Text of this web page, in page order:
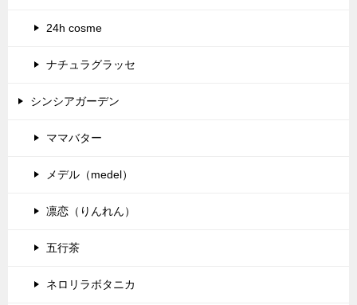
24h cosme
ナチュラグラッセ
シンシアガーデン
ママバター
メデル（medel）
凛恋（りんれん）
五行茶
ネロリラボタニカ